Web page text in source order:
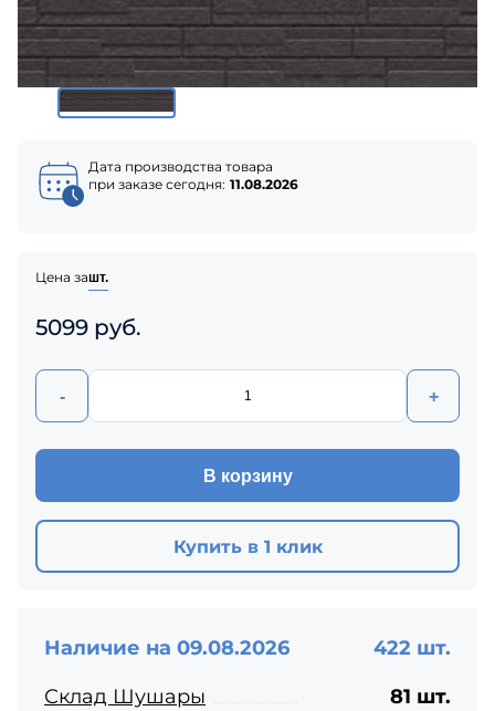
Дата производства товара
при заказе сегодня: 11.08.2026
Цена зашт.
5099 руб.
- +
В корзину
Купить в 1 клик
Наличие на 09.08.2026
422 шт.
Склад Шушары
81 шт.